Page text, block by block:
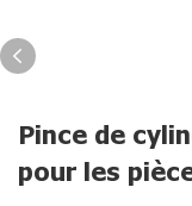
Pince de
pour les